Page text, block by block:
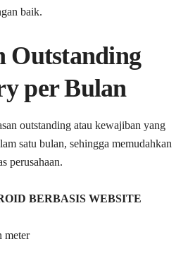
baik.
Outstanding
per Bulan
outstanding atau kewajiban yang
satu bulan, sehingga memudahkan
perusahaan.
BERBASIS WEBSITE
meter